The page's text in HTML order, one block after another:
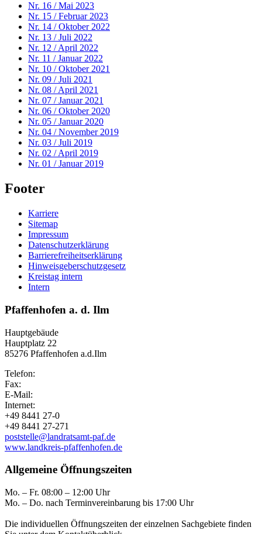
Nr. 16 / Mai 2023
Nr. 15 / Februar 2023
Nr. 14 / Oktober 2022
Nr. 13 / Juli 2022
Nr. 12 / April 2022
Nr. 11 / Januar 2022
Nr. 10 / Oktober 2021
Nr. 09 / Juli 2021
Nr. 08 / April 2021
Nr. 07 / Januar 2021
Nr. 06 / Oktober 2020
Nr. 05 / Januar 2020
Nr. 04 / November 2019
Nr. 03 / Juli 2019
Nr. 02 / April 2019
Nr. 01 / Januar 2019
Footer
Karriere
Sitemap
Impressum
Datenschutzerklärung
Barrierefreiheitserklärung
Hinweisgeberschutzgesetz
Kreistag intern
Intern
Pfaffenhofen a. d. Ilm
Hauptgebäude
Hauptplatz 22
85276 Pfaffenhofen a.d.Ilm
Telefon:
Fax:
E-Mail:
Internet:
+49 8441 27-0
+49 8441 27-271
poststelle@landratsamt-paf.de
www.landkreis-pfaffenhofen.de
Allgemeine Öffnungszeiten
Mo. – Fr. 08:00 – 12:00 Uhr
Mo. – Do. nach Terminvereinbarung bis 17:00 Uhr
Die individuellen Öffnungszeiten der einzelnen Sachgebiete finden